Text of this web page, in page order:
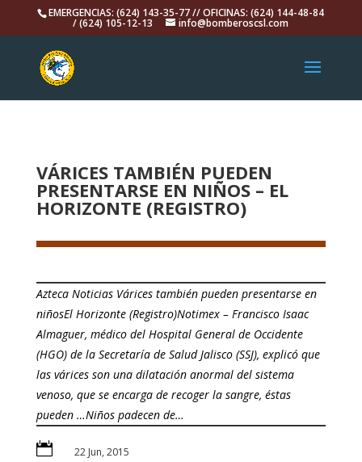
EMERGENCIAS: (624) 143-35-77 // OFICINAS: (624) 144-48-84
/ (624) 105-12-13 info@bomberoscsl.com
VÁRICES TAMBIÉN PUEDEN
PRESENTARSE EN NIÑOS – EL
HORIZONTE (REGISTRO)
Azteca Noticias Várices también pueden presentarse en
niñosEl Horizonte (Registro)Notimex – Francisco Isaac
Almaguer, médico del Hospital General de Occidente
(HGO) de la Secretaría de Salud Jalisco (SSJ), explicó que
las várices son una dilatación anormal del sistema
venoso, que se encarga de recoger la sangre, éstas
pueden …Niños padecen de…
 22 Jun, 2015